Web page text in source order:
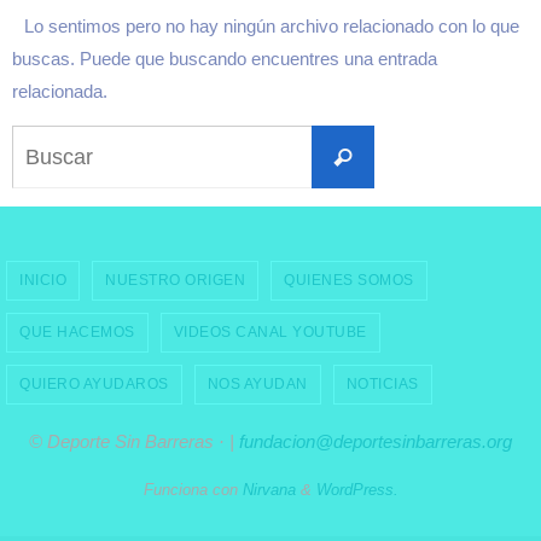
Lo sentimos pero no hay ningún archivo relacionado con lo que
buscas. Puede que buscando encuentres una entrada
relacionada.
Buscar
INICIO NUESTRO ORIGEN QUIENES SOMOS
QUE HACEMOS VIDEOS CANAL YOUTUBE
QUIERO AYUDAROS NOS AYUDAN NOTICIAS
© Deporte Sin Barreras · | fundacion@deportesinbarreras.org
Funciona con Nirvana& WordPress.